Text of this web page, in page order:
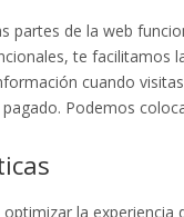
partes de la web
te facilitamos
cuando
Podemos
la